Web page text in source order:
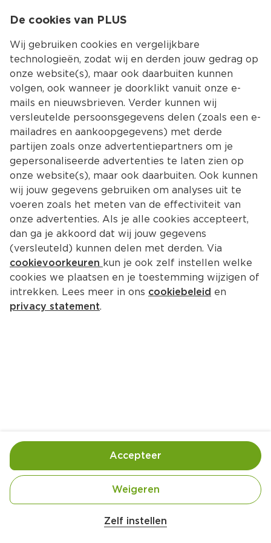
Kies jouw
Terug Producten
Kompaan Lefgozer
Per Blik 33 cl  (per liter €8.15)
Handige informatie over dit product
Blik met statiegeld
Aan mensen onder 18 jaar verkopen wij geen
De cookies van PLUS
Wij gebruiken cookies en vergelijkbare
technologieën, zodat wij en derden jouw gedrag op
onze website(s), maar ook daarbuiten kunnen
volgen, ook wanneer je doorklikt vanuit onze e-
mails en nieuwsbrieven. Verder kunnen wij
versleutelde persoonsgegevens delen (zoals een e-
mailadres en aankoopgegevens) met derde
partijen zoals onze advertentiepartners om je
gepersonaliseerde advertenties te laten zien op
onze website(s), maar ook daarbuiten. Ook kunnen
wij jouw gegevens gebruiken om analyses uit te
voeren zoals het meten van de effectiviteit van
onze advertenties. Als je alle cookies accepteert,
dan ga je akkoord dat wij jouw gegevens
(versleuteld) kunnen delen met derden. Via
cookievoorkeuren kun je ook zelf instellen welke
cookies we plaatsen en je toestemming wijzigen of
intrekken. Lees meer in ons cookiebeleid en
privacy statement.
Zelf instellen
Weigeren
Accepteer